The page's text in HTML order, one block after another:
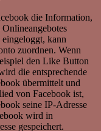
die Information,
Onlineangebotes
kann
zuordnen. Wenn
den Like Button
die entsprechende
übermittelt und
von Facebook ist,
seine IP-Adresse
wird in
gespeichert.